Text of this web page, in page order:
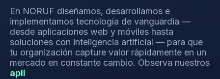
En NORUF diseñamos, desarrollamos e
implementamos tecnología de vanguardia —
desde aplicaciones web y móviles hasta
soluciones con inteligencia artificial — para que
tu organización capture valor rápidamente en un
mercado en constante cambio. Observa nuestros